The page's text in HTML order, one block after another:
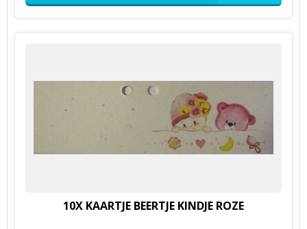
10X KAARTJE BEERTJE KINDJE ROZE